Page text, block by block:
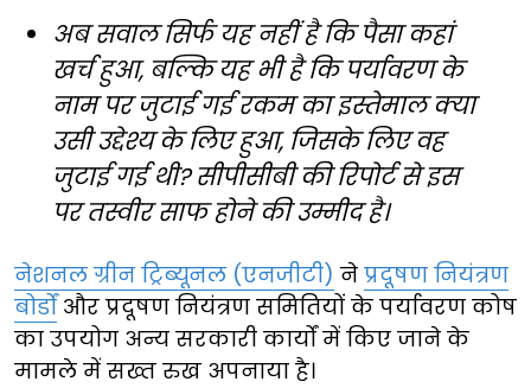
अब सवाल सिर्फ यह नहीं है कि पैसा कहां
खर्च हुआ, बल्कि यह भी है कि पर्यावरण के
नाम पर जुटाई गई रकम का इस्तेमाल क्या
उसी उद्देश्य के लिए हुआ, जिसके लिए वह
जुटाई गई थी? सीपीसीबी की रिपोर्ट से इस
पर तस्वीर साफ होने की उम्मीद है।
नेशनल ग्रीन ट्रिब्यूनल (एनजीटी) ने प्रदूषण नियंत्रण
बोर्डोंऔर प्रदूषण नियंत्रण समितियों के पर्यावरण कोष
का उपयोग अन्य सरकारी कार्यों में किए जाने के
मामले में सख्त रुख अपनाया है।